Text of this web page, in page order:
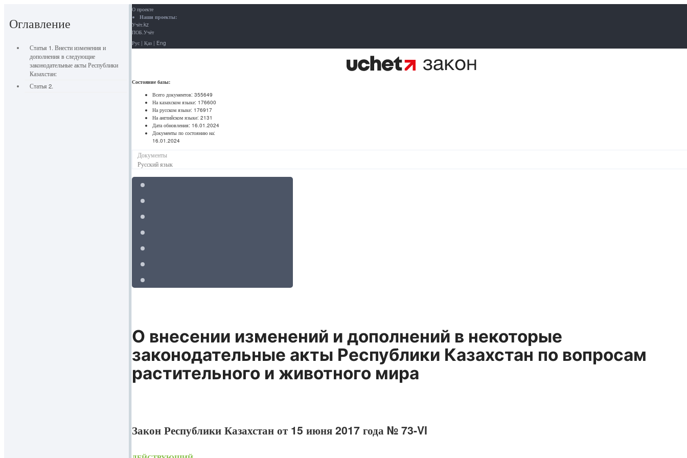
Оглавление
Статья 1. Внести изменения и
дополнения в следующие
законодательные акты Республики
Казахстан:
Статья 2.
О проекте
Наши проекты:
Учёт.kz
ПОБ.Учёт
Рус | Қаз | Eng
Состояние базы:
Всего документов: 355649
На казахском языке: 176600
На русском языке: 176917
На английском языке: 2131
Дата обновления: 16.01.2024
Документы по состоянию на:
16.01.2024
Документы
Русский язык
О внесении изменений и дополнений в некоторые
законодательные акты Республики Казахстан по вопросам
растительного и животного мира
Закон Республики Казахстан от 15 июня 2017 года № 73-VI